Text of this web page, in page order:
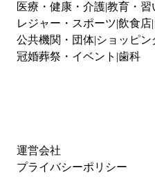
医療・健康・介護教育・習
レジャー・スポーツ 飲食店
公共機関・団体 ショッピン
冠婚葬祭・イベント 歯科
運営会社
プライバシーポリシー